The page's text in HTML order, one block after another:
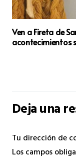
Ven a Fireta de
acontecimientos
Deja una
Tu dirección de
Los campos